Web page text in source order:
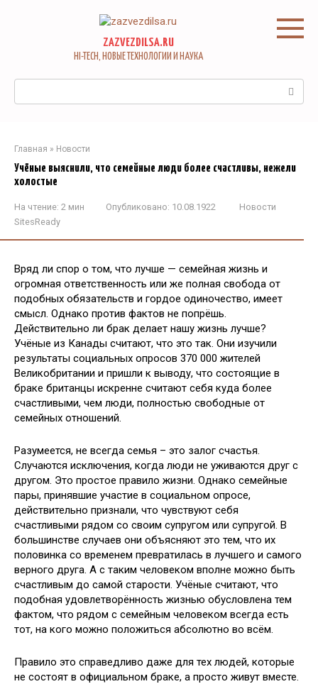
ZAZVEZDILSA.RU
HI-TECH, НОВЫЕ ТЕХНОЛОГИИ И НАУКА
Главная » Новости
Учёные выяснили, что семейные люди более счастливы, нежели
холостые
На чтение: 2 мин Опубликовано: 10.08.1922
Новости
SitesReady
Вряд ли спор о том, что лучше — семейная жизнь и
огромная ответственность или же полная свобода от
подобных обязательств и гордое одиночество, имеет
смысл. Однако против фактов не попрёшь.
Действительно ли брак делает нашу жизнь лучше?
Учёные из Канады считают, что это так. Они изучили
результаты социальных опросов 370 000 жителей
Великобритании и пришли к выводу, что состоящие в
браке британцы искренне считают себя куда более
счастливыми, чем люди, полностью свободные от
семейных отношений.
Разумеется, не всегда семья – это залог счастья.
Случаются исключения, когда люди не уживаются друг с
другом. Это простое правило жизни. Однако семейные
пары, принявшие участие в социальном опросе,
действительно признали, что чувствуют себя
счастливыми рядом со своим супругом или супругой. В
большинстве случаев они объясняют это тем, что их
половинка со временем превратилась в лучшего и самого
верного друга. А с таким человеком вполне можно быть
счастливым до самой старости. Учёные считают, что
подобная удовлетворённость жизнью обусловлена тем
фактом, что рядом с семейным человеком всегда есть
тот, на кого можно положиться абсолютно во всём.
Правило это справедливо даже для тех людей, которые
не состоят в официальном браке, а просто живут вместе.